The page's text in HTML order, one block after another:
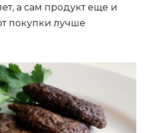
а сам продукт еще и
покупки лучше